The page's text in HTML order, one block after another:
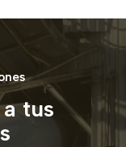
tus